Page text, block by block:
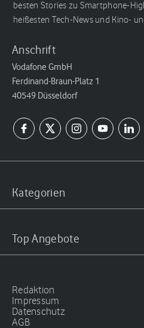
besten Stories zu Smartphone-
heißesten Tech-News und Kino-
Anschrift
Vodafone GmbH
Ferdinand-Braun-Platz 1
40549 Düsseldorf
Kategorien
Top Angebote
Redaktion
Impressum
Datenschutz
AGB